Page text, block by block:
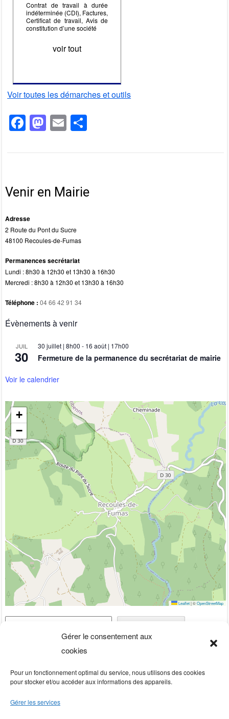
Gérer le consentement aux
cookies
Pour un fonctionnement optimal du service, nous utilisons des cookies
pour stocker et/ou accéder aux informations des appareils.
Gérer les services
Contrat de travail à durée
indéterminée (CDI), Factures,
Certificat de travail, Avis de
constitution d’une société
voir tout
Voir toutes les démarches et outils
F
c
b
o
k
M
st
d
n
E
ailta
er
Venir en Mairie
Adresse
2 Route du Pont du Sucre
48100 Recoules-de-Fumas
Permanences secrétariat
Lundi : 8h30 à 12h30 et 13h30 à 16h30
Mercredi : 8h30 à 12h30 et 13h30 à 16h30
Téléphone : 04 66 42 91 34
Évènements à venir
JUIL
30
30 juillet | 8h00 - 16 août | 17h00
Fermeture de la permanence du secrétariat de mairie
Voir le calendrier
+
−
Leaflet |©OpenStreetMap
Rechercher
Rechercher